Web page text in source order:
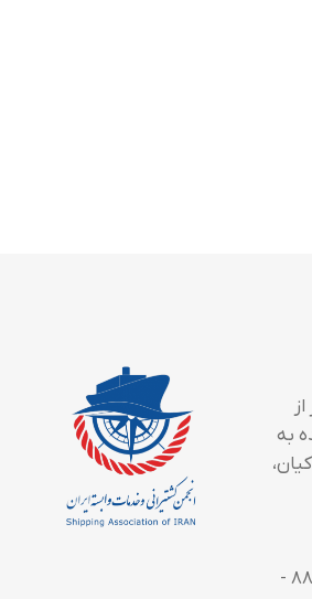
به
تلفن تماس: 88906572 -